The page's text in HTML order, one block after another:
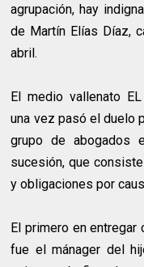
agrupación, hay
de Martín Elías Díaz,
abril.
El medio vallenato
una vez pasó el duelo
grupo de abogados
sucesión, que
y obligaciones por
El primero en entregar
fue el mánager del